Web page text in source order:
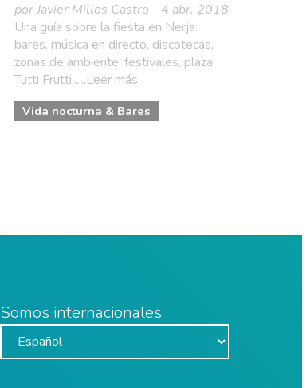
por Javier Millos Castro - 4 abr. 2018
Una guía sobre la fiesta en Nerja:
bares, música en directo, discotecas,
zonas de ambiente, festivales, plaza
Tutti Frutti......Leer más
Vida nocturna & Bares
Somos internacionales